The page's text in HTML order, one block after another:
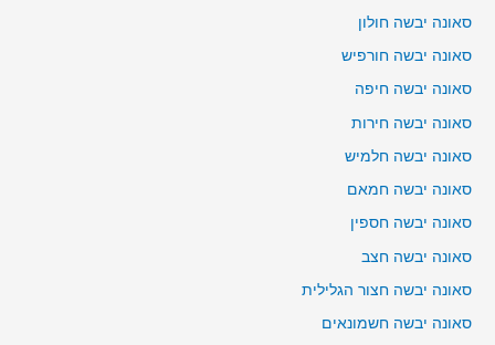
סאונה יבשה חולון
סאונה יבשה חורפיש
סאונה יבשה חיפה
סאונה יבשה חירות
סאונה יבשה חלמיש
סאונה יבשה חמאם
סאונה יבשה חספין
סאונה יבשה חצב
סאונה יבשה חצור הגלילית
סאונה יבשה חשמונאים